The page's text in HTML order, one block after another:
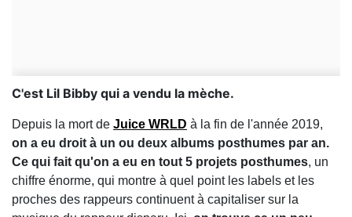
C'est Lil Bibby qui a vendu la mèche.
Depuis la mort de Juice WRLD à la fin de l'année 2019,
on a eu droit à un ou deux albums posthumes par an.
Ce qui fait qu'on a eu en tout 5 projets posthumes, un
chiffre énorme, qui montre à quel point les labels et les
proches des rappeurs continuent à capitaliser sur la